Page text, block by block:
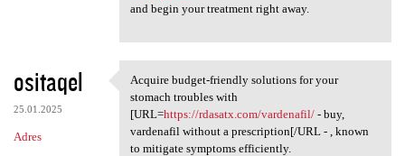
and begin your treatment right away.
ositaqel
25.01.2025
Adres
Acquire budget-friendly
Acquire budget-friendly solutions for your
stomach troubles with
[URL=https://rdasatx.com/vardenafil/- buy,
vardenafil without a prescription[/URL - , known
to mitigate symptoms efficiently.